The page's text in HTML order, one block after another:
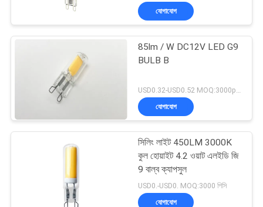
যোগাযোগ
85lm / W DC12V LED G9
BULB B
যোগাযোগ
সিলিং লাইট 450LM 3000K
কুল হোয়াইট 4.2 ওয়াট এলইডি জি
9 বাল্ব ক্যাপসুল
USD0.-USD0. MOQ:3000 পিসি
যোগাযোগ